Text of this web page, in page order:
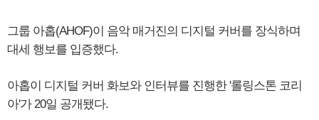
그룹 아홉(AHOF)이 음악 매거진의 디지털 커버를 장식하며
대세 행보를 입증했다.
아홉이 디지털 커버 화보와 인터뷰를 진행한 '롤링스톤 코리
아'가 20일 공개됐다.